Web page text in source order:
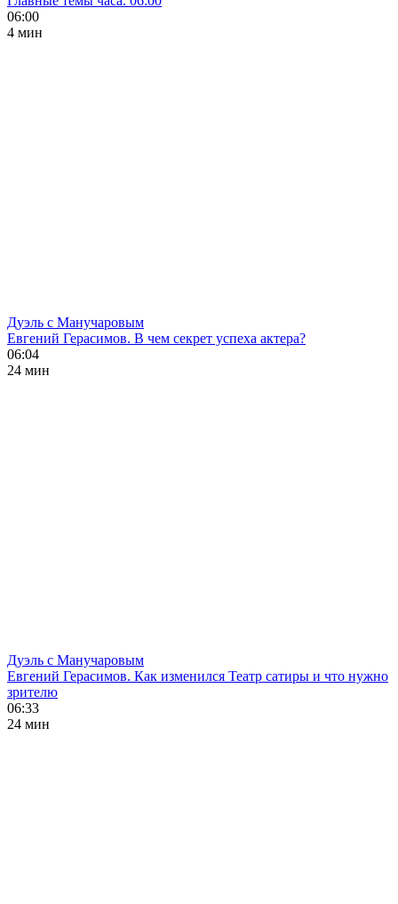
06:00
4 мин
Дуэль с Манучаровым
Евгений Герасимов. В чем секрет успеха актера?
06:04
24 мин
Дуэль с Манучаровым
Евгений Герасимов. Как изменился Театр сатиры и что нужно
зрителю
06:33
24 мин